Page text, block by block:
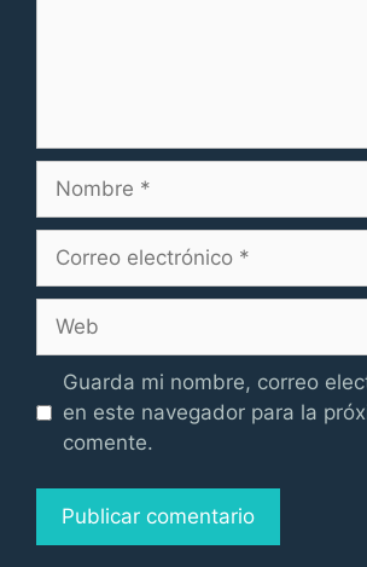
electrónico
Guarda mi nombre, correo
en este navegador para la
comente.